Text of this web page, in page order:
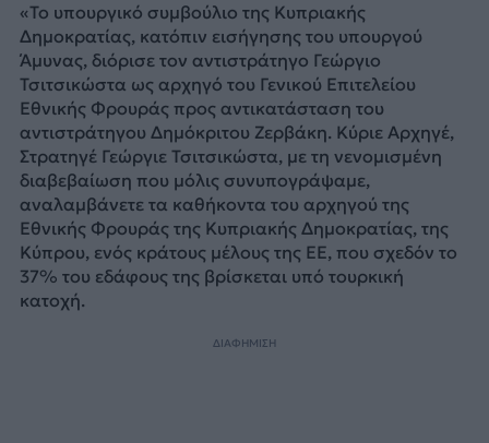
«Το υπουργικό συμβούλιο της Κυπριακής
Δημοκρατίας, κατόπιν εισήγησης του υπουργού
Άμυνας, διόρισε τον αντιστράτηγο Γεώργιο
Τσιτσικώστα ως αρχηγό του Γενικού Επιτελείου
Εθνικής Φρουράς προς αντικατάσταση του
αντιστράτηγου Δημόκριτου Ζερβάκη. Κύριε Αρχηγέ,
Στρατηγέ Γεώργιε Τσιτσικώστα, με τη νενομισμένη
διαβεβαίωση που μόλις συνυπογράψαμε,
αναλαμβάνετε τα καθήκοντα του αρχηγού της
Εθνικής Φρουράς της Κυπριακής Δημοκρατίας, της
Κύπρου, ενός κράτους μέλους της ΕΕ, που σχεδόν το
37% του εδάφους της βρίσκεται υπό τουρκική
κατοχή.
ΔΙΑΦΗΜΙΣΗ